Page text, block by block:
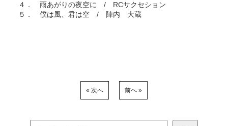
４． 雨あがりの夜空に / RCサクセション
５． 僕は風、君は空 / 陣内 大蔵
« 次へ 前へ »